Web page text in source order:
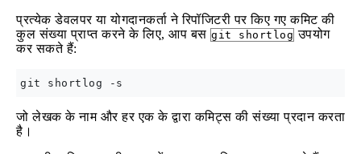
प्रत्येक डेवलपर या योगदानकर्ता ने रिपॉजिटरी पर किए गए कमिट की
कुल संख्या प्राप्त करने के लिए, आप बस git shortlog उपयोग
कर सकते हैं:
जो लेखक के नाम और हर एक के द्वारा कमिट्स की संख्या प्रदान करता
है।